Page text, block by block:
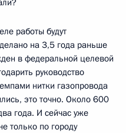
работы будут
на 3,5 года раньше
в федеральной целевой
руководство
нитки газопровода
это точно. Около 600
года. И сейчас уже
только по городу